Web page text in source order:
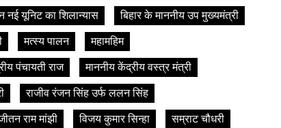
नई यूनिट का शिलान्यास बिहार के माननीय उप मुख्यमंत्री
मत्स्य पालन महामहिम
पंचायती राज माननीय केंद्रीय वस्त्र मंत्री
राजीव रंजन सिंह उर्फ ललन सिंह
राम मांझी विजय कुमार सिन्हा सम्राट चौधरी